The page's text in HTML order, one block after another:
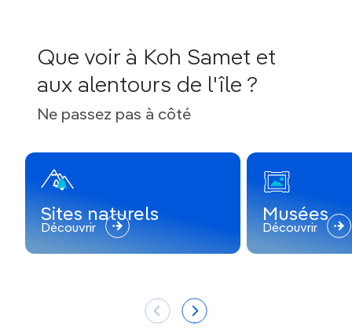
Que voir à Koh Samet et
aux alentours de l'île ?
Ne passez pas à côté
Sites naturels
Découvrir
Musées
Découvrir